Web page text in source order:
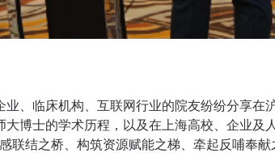
业、临床机构、互联网行业的院友纷纷分享在
博士的学术历程，以及在上海高校、企业及
联结之桥、构筑资源赋能之梯、牵起反哺奉献